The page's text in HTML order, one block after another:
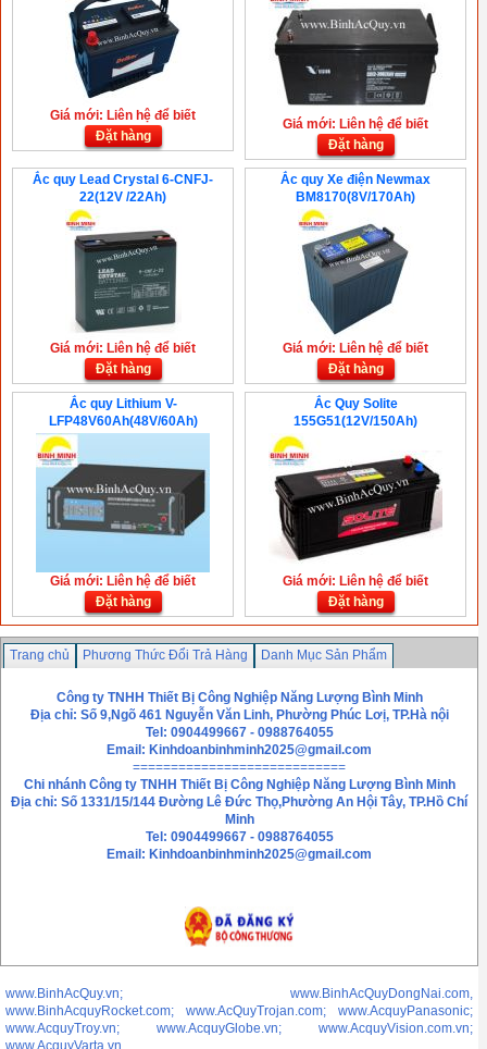
Giá mới: Liên hệ để biết
Đặt hàng
Giá mới: Liên hệ để biết
Đặt hàng
Ắc quy Lead Crystal 6-CNFJ-
22(12V /22Ah)
Giá mới: Liên hệ để biết
Đặt hàng
Ắc quy Xe điện Newmax
BM8170(8V/170Ah)
Giá mới: Liên hệ để biết
Đặt hàng
Ắc quy Lithium V-
LFP48V60Ah(48V/60Ah)
Giá mới: Liên hệ để biết
Đặt hàng
Ắc Quy Solite
155G51(12V/150Ah)
Giá mới: Liên hệ để biết
Đặt hàng
Trang chủ Phương Thức Đổi Trả Hàng
Danh Mục Sản Phẩm
Công ty TNHH Thiết Bị Công Nghiệp Năng Lượng Bình Minh
Địa chỉ: Số 9,Ngõ 461 Nguyễn Văn Linh, Phường Phúc Lơị, TP.Hà nội
Tel: 0904499667 - 0988764055
Email: Kinhdoanbinhminh2025@gmail.com
============================
Chi nhánh Công ty TNHH Thiết Bị Công Nghiệp Năng Lượng Bình Minh
Địa chỉ: Số 1331/15/144 Đường Lê Đức Thọ,Phường An Hội Tây, TP.Hồ Chí
Minh
Tel: 0904499667 - 0988764055
Email: Kinhdoanbinhminh2025@gmail.com
www.BinhAcQuy.vn; www.BinhAcQuyDongNai.com,
www.BinhAcquyRocket.com; www.AcQuyTrojan.com; www.AcquyPanasonic;
www.AcquyTroy.vn; www.AcquyGlobe.vn; www.AcquyVision.com.vn;
www.AcquyVarta.vn